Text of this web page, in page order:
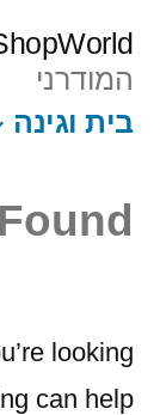
content
המודרני
בית וגינה
looking
can help.